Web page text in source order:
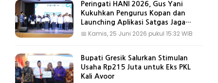
Peringati HANI 2026, Gus Yani
Kukuhkan Pengurus Kopan dan
Launching Aplikasi Satgas Jaga
Gresik
📅 Kamis, 25 Juni 2026 pukul 15:32 WIB
Bupati Gresik Salurkan Stimulan
Usaha Rp215 Juta untuk Eks PKL
Kali Avoor